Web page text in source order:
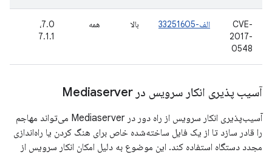
CVE-
2017-
0548
الف-33251605 بالا همه
7.0،
7.1.1
آسیب پذیری انکار سرویس در Mediaserver
آسیب‌پذیری انکار سرویس از راه دور در Mediaserver می‌تواند مهاجم
را قادر سازد تا از یک فایل ساخته‌شده خاص برای هنگ کردن یا راه‌اندازی
مجدد دستگاه استفاده کند. این موضوع به دلیل امکان انکار سرویس از